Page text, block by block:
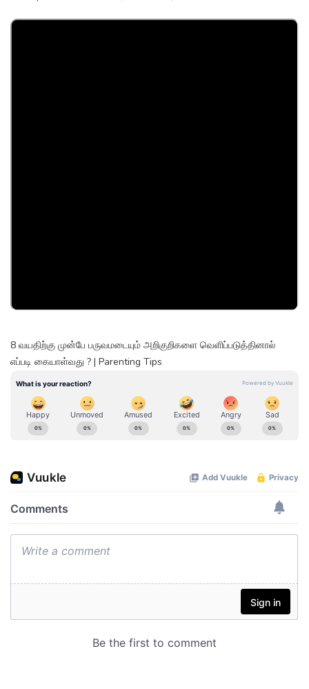
8 வயதிற்கு முன்பே பருவமடையும் அறிகுறிகளை வெளிப்படுத்தினால்
எப்படி கையாள்வது ? | Parenting Tips